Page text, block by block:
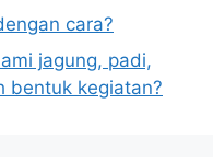
cara?
jagung, padi,
bentuk kegiatan?